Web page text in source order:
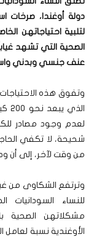
دولة أوغندا، صرخات
لتلبية احتياجاتهن
الصحية التي تشهد
عنف جنسي وبدني
وتفوق هذه
لعدم وجود مصادر
شحيحة، لا تكفي
من وقت لآخر، إلى
وترتفع الشكاوى من
للنساء
مشكلاتهن الصحية
الأوغندية نسبة